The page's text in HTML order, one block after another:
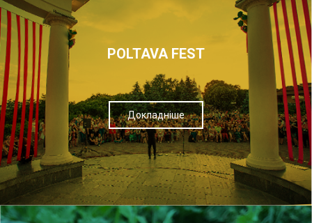
POLTAVA FEST
Докладніше